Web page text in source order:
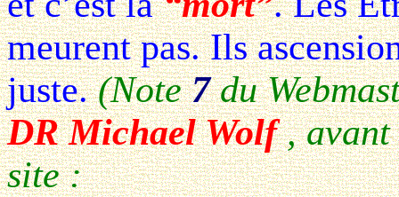
meurent pas. Ils
juste.(Note7du
DR Michael Wolf, avant
site :